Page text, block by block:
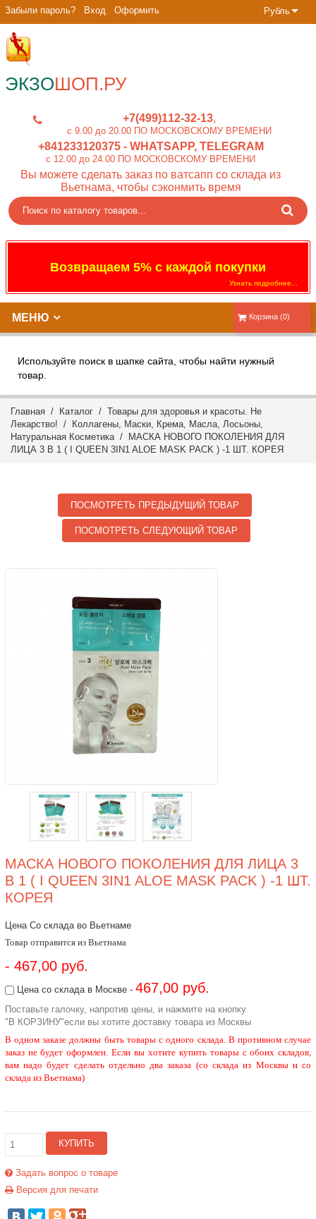
Рубль
Забыли пароль? Вход Оформить
ЭКЗОШОП.РУ
+7(499)112-32-13
c 9.00 до 20.00 ПО МОСКОВСКОМУ ВРЕМЕНИ
+841233120375- WHATSAPP, TELEGRAM
c 12.00 до 24.00 ПО МОСКОВСКОМУ ВРЕМЕНИ
Вы можете сделать заказ по ватсапп со склада из
Вьетнама, чтобы сэконмить время
Возвращаем 5% с каждой покупки
Узнать подробнее...
Корзина (0)
МЕНЮ
Используйте поиск в шапке сайта, чтобы найти нужный
товар.
Главная / Каталог / Товары для здоровья и красоты. Не
Лекарство! /
Коллагены, Маски, Крема, Масла, Лосьоны,
Натуральная Косметика/ МАСКА НОВОГО ПОКОЛЕНИЯ ДЛЯ
ЛИЦА 3 В 1 ( I QUEEN 3IN1 ALOE MASK PACK ) -1 ШТ. КОРЕЯ
ПОСМОТРЕТЬ ПРЕДЫДУЩИЙ ТОВАР
ПОСМОТРЕТЬ СЛЕДУЮЩИЙ ТОВАР
МАСКА НОВОГО ПОКОЛЕНИЯ ДЛЯ ЛИЦА 3
В 1 ( I QUEEN 3IN1 ALOE MASK PACK ) -1 ШТ.
КОРЕЯ
Цена Со склада во Вьетнаме
Товар отправится из Вьетнама
- 467,00 руб.
Цена со склада в Москве - 467,00 руб.
Поставьте галочку, напротив цены, и нажмите на кнопку
"В КОРЗИНУ"если вы хотите доставку товара из Москвы
В одном заказе должны быть товары с одного склада. В противном случае
заказ не будет оформлен. Если вы хотите купить товары с обоих складов,
вам надо будет сделать отдельно два заказа (со склада из Москвы и со
склада из Вьетнама)
КУПИТЬ
Задать вопрос о товаре
Версия для печати